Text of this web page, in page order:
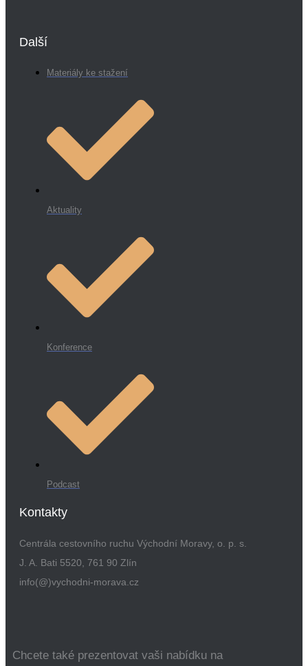
Další
Materiály ke stažení
Aktuality
Konference
Podcast
Kontakty
Centrála cestovního ruchu Východní Moravy, o. p. s.
J. A. Bati 5520, 761 90 Zlín
info(@)vychodni-morava.cz
Chcete také prezentovat vaši nabídku na